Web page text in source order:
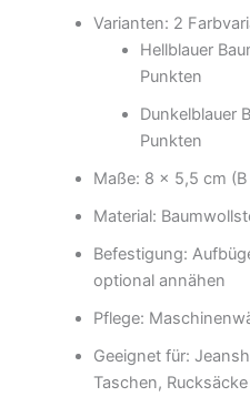
Varianten: 2
Hellblauer
Punkten
Dunkelblauer
Punkten
Maße: 8 × 5,5 cm
Material:
Befestigung:
optional annähen
Pflege:
Geeignet für:
Taschen, Rucksäcke